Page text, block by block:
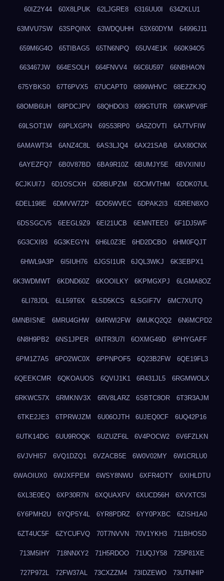
60IZ2Y44 60X8LPUK 62LJGRE8 6316UU0I 634ZKLU1
63MVU7SW 63SPQINX 63WDQUHH 63X60DYM 64996J11
659M6G4O 65TIBAG5 65TN6NPQ 65UV4E1K 660K94O5
663467JW 664ESOLH 664FNVV4 66C6U597 66NBHAON
675YBKS0 67T6PVX5 67UCAPT0 6899WHVC 68EZZKJQ
68OMB6UH 68PDCJPV 68QHDOI3 699GTUTR 69KWPV8F
69LSOT1W 69PLXGPN 69S53RP0 6A5ZOVTI 6A7TVFIW
6AMAWT34 6ANZ4C8L 6AS3LJQ4 6AX21SAB 6AX80CNX
6AYEZFQ7 6B0V87BD 6BA9R10Z 6BUMJY5E 6BVXINIU
6CJKUI7J 6D1OSCXH 6D8BUPZM 6DCMVTHM 6DDK07UL
6DEL198E 6DMVW7ZP 6DO5WVEC 6DPAK2I3 6DREN8XO
6DSSGCV5 6EEGL9Z9 6EI21UCB 6EMNTEE0 6F1DJ5WF
6G3CXI93 6G3KEGYN 6H6L0Z3E 6HD2DCBO 6HM0FQJT
6HWL9A3P 6I5IUH76 6JGSI1UR 6JQL3WKJ 6K3EBPX1
6K3WDMWT 6KDND60Z 6KOOILKY 6KPMGXPJ 6LGMA8OZ
6LI78JDL 6LL59T6X 6LSD5KCS 6LSGIF7V 6MC7XUTQ
6MNBISNE 6MRU4GHW 6MRWI2FW 6MUKQ2Q2 6N6MCPD2
6N8H9PB2 6NS1JPER 6NTR3U7I 6OXMG49D 6PHYGAFF
6PM1Z7A5 6PO2WC0X 6PPNPOF5 6Q23B2FW 6QE19FL3
6QEEKCMR 6QKOAUOS 6QVIJ1K1 6R431JL5 6RGMWOLX
6RKWC57X 6RMKNV3X 6RV8LARZ 6SBTC8OR 6T3R3AJM
6TKE2JE3 6TPRWJZM 6U06OJTH 6UJEQ0CF 6UQ42P16
6UTK14DG 6UU9ROQK 6UZUZF6L 6V4POCW2 6V6FZLKN
6VJVHI57 6VQ1DZQ1 6VZACB5E 6W0V02MY 6W1CRLU0
6WAOIUX0 6WJXFPEM 6WSY8NWU 6XFR4OTY 6XIHLDTU
6XL3E0EQ 6XP30R7N 6XQUAXFV 6XUCD56H 6XVXTC5I
6Y6PMH2U 6YQP5Y4L 6YR8PDRZ 6YY0PXBC 6ZISH1A0
6ZT4UC5F 6ZYCUFVQ 70T7NVVN 70V1YKH3 711BHOSD
713M5IHY 718NNXY2 71H5RDOO 71UQJY58 725P81XE
727P972L 72FW37AL 73CXZZM4 73IDZEWO 73UTNHIP